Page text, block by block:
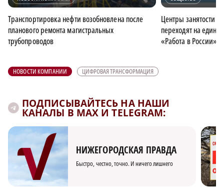
Транспортировка нефти возобновлена после
планового ремонта магистральных
трубопроводов
Центры занятости
переходят на
«Работа в России»
НОВОСТИ КОМПАНИИ ЦИФРОВАЯ ТРАНСФОРМАЦИЯ
ПОДПИСЫВАЙТЕСЬ НА НАШИ
КАНАЛЫ В MAX И TELEGRAM:
НИЖЕГОРОДСКАЯ ПРАВДА
Быстро, честно, точно. И ничего лишнего